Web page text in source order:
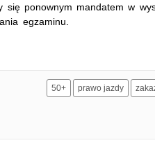
się ponownym mandatem w
egzaminu.
50+ prawo jazdy